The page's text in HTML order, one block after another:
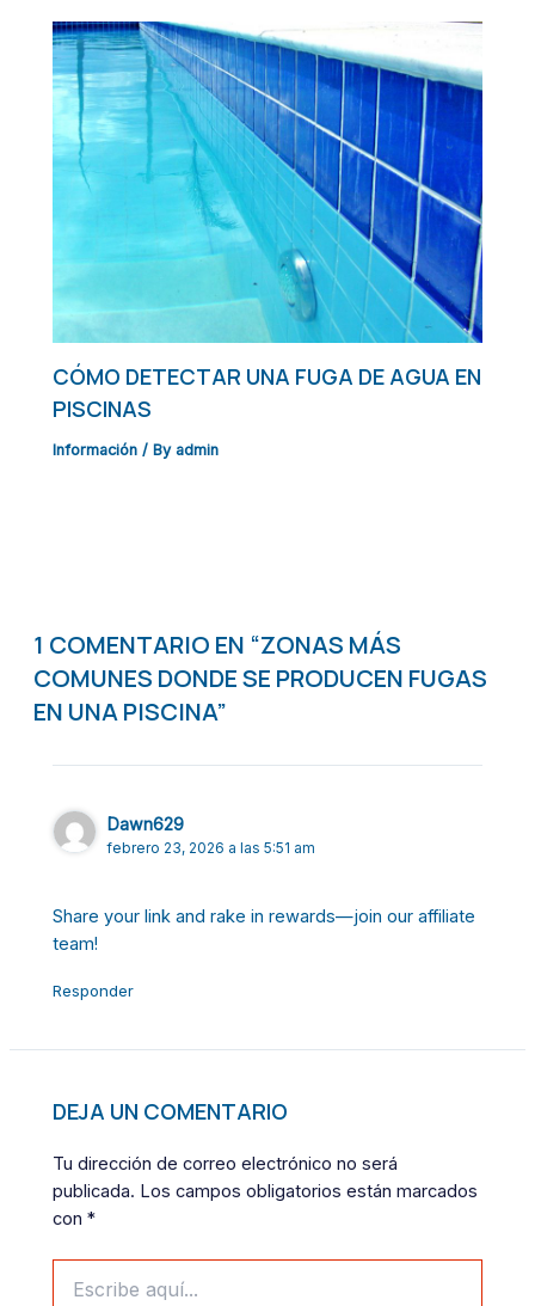
CÓMO DETECTAR UNA FUGA DE AGUA EN
PISCINAS
Información / Byadmin
1 COMENTARIO EN “ZONAS MÁS
COMUNES DONDE SE PRODUCEN FUGAS
EN UNA PISCINA”
Dawn629
febrero 23, 2026 a las 5:51 am
Share your link and rake in rewards—join our affiliate
team!
Responder
DEJA UN COMENTARIO
Tu dirección de correo electrónico no será
publicada. Los campos obligatorios están marcados
con*
aquí...